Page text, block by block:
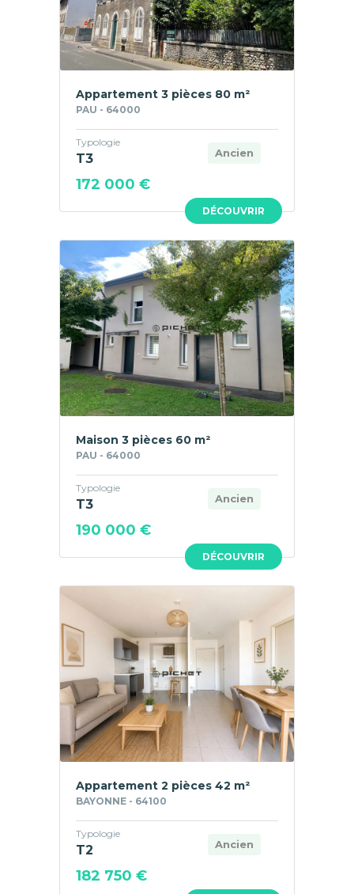
DÉCOUVRIR
Appartement 3 pièces 80 m²
PAU - 64000
Ancien
Typologie
T3
172 000 €
DÉCOUVRIR
Maison 3 pièces 60 m²
PAU - 64000
Ancien
Typologie
T3
190 000 €
Appartement 2 pièces 42 m²
BAYONNE - 64100
Ancien
Typologie
T2
182 750 €